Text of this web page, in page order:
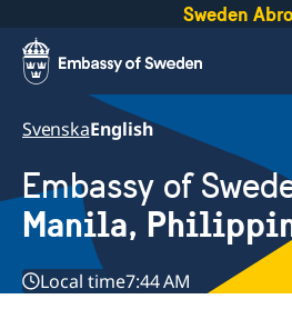
Sweden
SvenskaEnglish
Embassy of
Manila,
Local time7:44 AM